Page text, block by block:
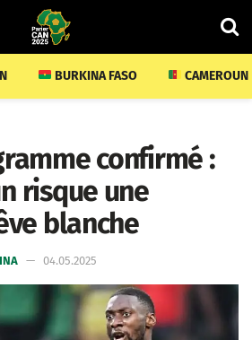
BURKINA FASO CAMEROUN
confirmé :
risque une
blanche
04.05.2025